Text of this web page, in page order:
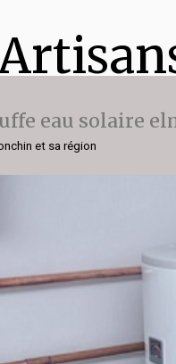
eau solaire
et sa région